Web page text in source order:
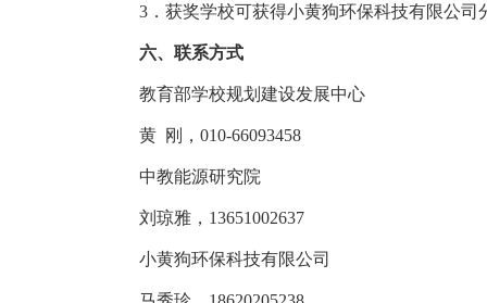
3．获奖学校可获得小黄狗环保科技有限公司
六、联系方式
教育部学校规划建设发展中心
黄 刚，010-66093458
中教能源研究院
刘琼雅，13651002637
小黄狗环保科技有限公司